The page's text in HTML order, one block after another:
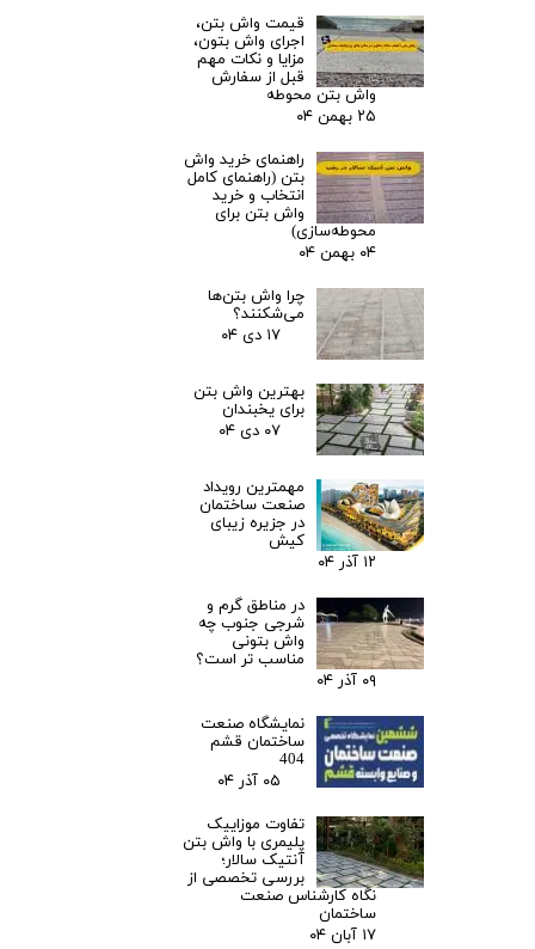
قیمت واش بتن،
اجرای واش بتون،
مزایا و نکات مهم
قبل از سفارش
واش بتن محوطه
۲۵ بهمن ۰۴
راهنمای خرید واش
بتن (راهنمای کامل
انتخاب و خرید
واش بتن برای
محوطه‌سازی)
۰۴ بهمن ۰۴
چرا واش بتن‌ها
می‌شکنند؟
۱۷ دی ۰۴
بهترین واش بتن
برای یخبندان
۰۷ دی ۰۴
مهمترین رویداد
صنعت ساختمان
در جزیره زیبای
کیش
۱۲ آذر ۰۴
در مناطق گرم و
شرجی جنوب چه
واش بتونی
مناسب تر است؟
۰۹ آذر ۰۴
نمایشگاه صنعت
ساختمان قشم
404
۰۵ آذر ۰۴
تفاوت موزاییک
پلیمری با واش بتن
آنتیک سالار؛
بررسی تخصصی از
نگاه کارشناس صنعت
ساختمان
۱۷ آبان ۰۴